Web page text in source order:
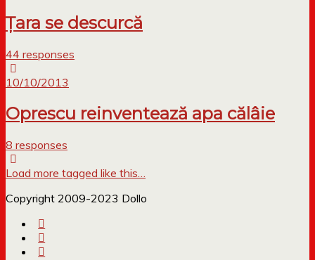
Țara se descurcă
44 responses
10/10/2013
Oprescu reinventează apa călâie
8 responses
Load more tagged like this…
Copyright 2009-2023 Dollo